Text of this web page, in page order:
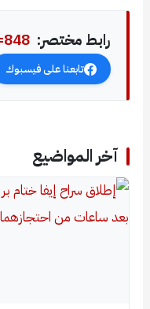
رابط مختصر:
تابعنا على فيسبوك
آخر المواضيع